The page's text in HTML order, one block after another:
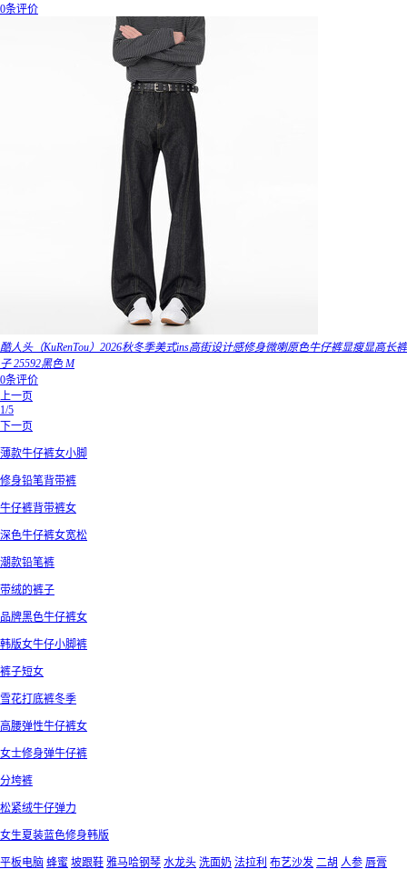
0条评价
酷人头（KuRenTou）2026秋冬季美式ins高街设计感修身微喇原色牛仔裤显瘦显高长裤
子 25592黑色 M
0条评价
上一页
1/5
下一页
薄款牛仔裤女小脚
修身铅笔背带裤
牛仔裤背带裤女
深色牛仔裤女宽松
潮款铅笔裤
带绒的裤子
品牌黑色牛仔裤女
韩版女牛仔小脚裤
裤子短女
雪花打底裤冬季
高腰弹性牛仔裤女
女士修身弹牛仔裤
分垮裤
松紧绒牛仔弹力
女生夏装蓝色修身韩版
平板电脑 蜂蜜 坡跟鞋 雅马哈钢琴 水龙头 洗面奶 法拉利 布艺沙发 二胡 人参 唇膏